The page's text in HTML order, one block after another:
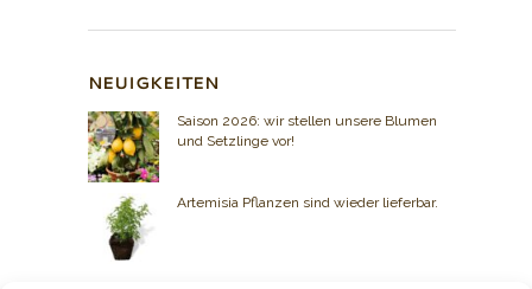
NEUIGKEITEN
Saison 2026: wir stellen unsere Blumen
und Setzlinge vor!
Artemisia Pflanzen sind wieder lieferbar.